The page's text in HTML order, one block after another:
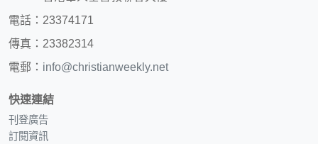
電話：23374171
傳真：23382314
電郵： info@christianweekly.net
快速連結
刊登廣告
訂閱資訊